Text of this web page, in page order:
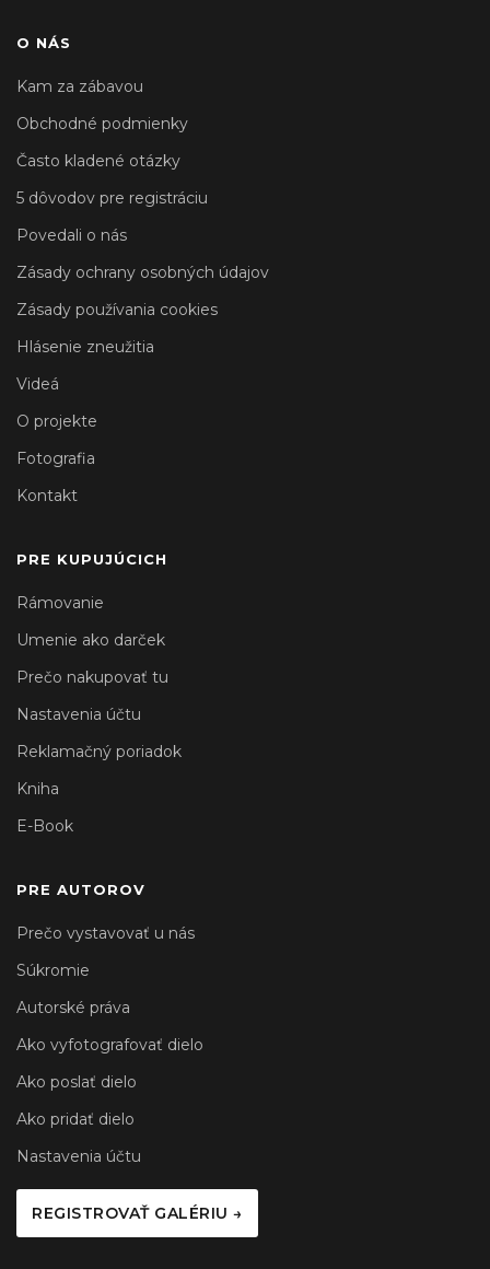
O NÁS
Kam za zábavou
Obchodné podmienky
Často kladené otázky
5 dôvodov pre registráciu
Povedali o nás
Zásady ochrany osobných údajov
Zásady používania cookies
Hlásenie zneužitia
Videá
O projekte
Fotografia
Kontakt
PRE KUPUJÚCICH
Rámovanie
Umenie ako darček
Prečo nakupovať tu
Nastavenia účtu
Reklamačný poriadok
Kniha
E-Book
PRE AUTOROV
Prečo vystavovať u nás
Súkromie
Autorské práva
Ako vyfotografovať dielo
Ako poslať dielo
Ako pridať dielo
Nastavenia účtu
REGISTROVAŤ GALÉRIU →